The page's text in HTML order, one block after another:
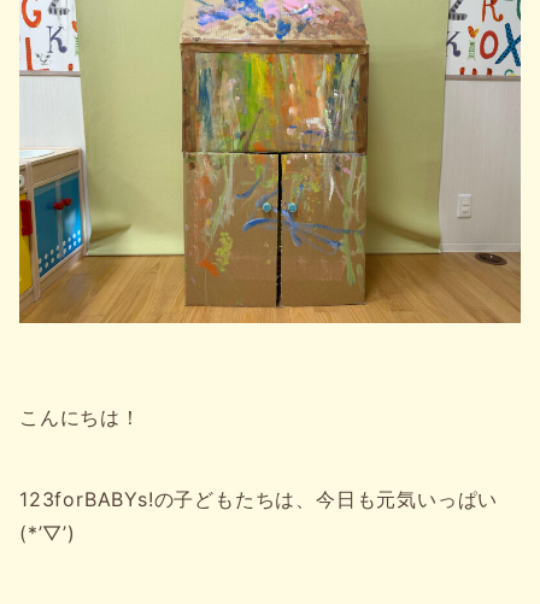
こんにちは！
123forBABYs!の子どもたちは、今日も元気いっぱい
(*’▽’)